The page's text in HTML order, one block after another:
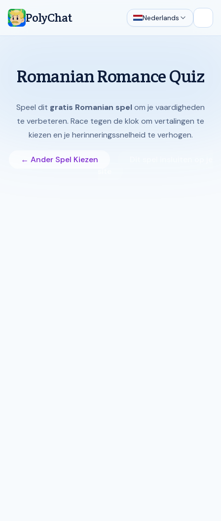
PolyChat Nederlands
Romanian Romance Quiz
Speel dit gratis Romanian spelom je vaardigheden
te verbeteren. Race tegen de klok om vertalingen te
kiezen en je herinneringssnelheid te verhogen.
← Ander Spel Kiezen